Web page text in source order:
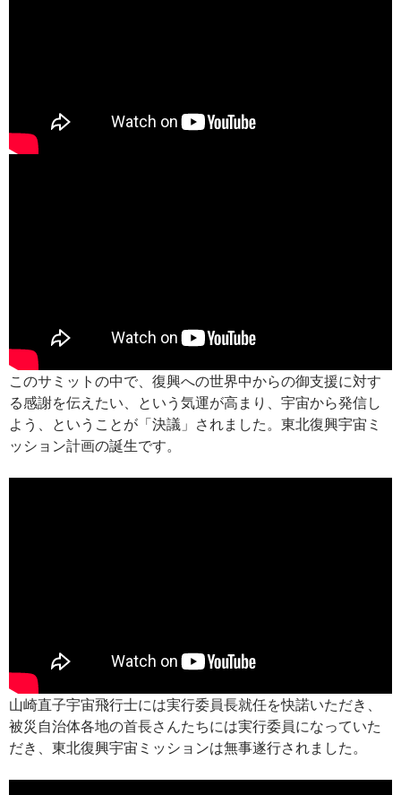
このサミットの中で、復興への世界中からの御支援に対す
る感謝を伝えたい、という気運が高まり、宇宙から発信し
よう、ということが「決議」されました。東北復興宇宙ミ
ッション計画の誕生です。
山崎直子宇宙飛行士には実行委員長就任を快諾いただき、
被災自治体各地の首長さんたちには実行委員になっていた
だき、東北復興宇宙ミッションは無事遂行されました。